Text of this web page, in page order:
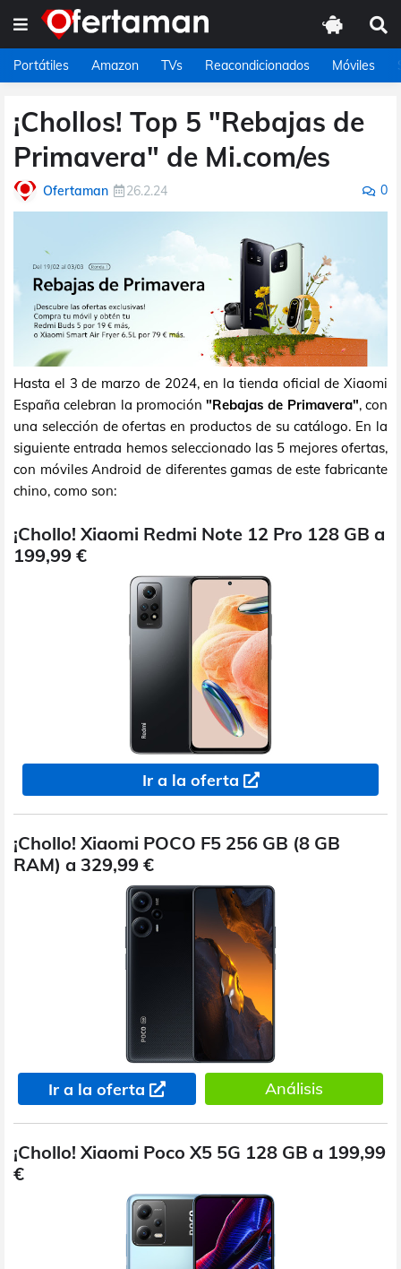
Portátiles Amazon TVs Reacondicionados Móviles
¡Chollos! Top 5 "Rebajas de
Primavera" de Mi.com/es
Ofertaman 26.2.24 0
Hasta el 3 de marzo de 2024, en la tienda oficial de Xiaomi
España celebran la promoción"Rebajas de Primavera", con
una selección de ofertas en productos de su catálogo. En la
siguiente entrada hemos seleccionado las 5 mejores ofertas,
con móviles Android de diferentes gamas de este fabricante
chino, como son:
¡Chollo! Xiaomi Redmi Note 12 Pro 128 GB a
199,99 €
Ir a la oferta
¡Chollo! Xiaomi POCO F5 256 GB (8 GB
RAM) a 329,99 €
Ir a la oferta Análisis
¡Chollo! Xiaomi Poco X5 5G 128 GB a 199,99
€